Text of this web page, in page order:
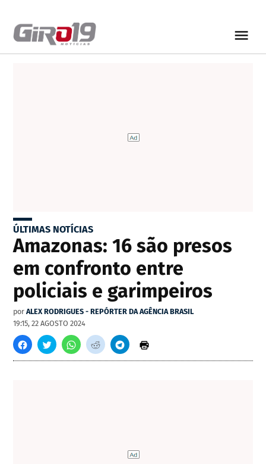
ÚLTIMAS NOTÍCIAS
Amazonas: 16 são presos
em confronto entre
policiais e garimpeiros
por ALEX RODRIGUES - REPÓRTER DA AGÊNCIA BRASIL
19:15, 22 AGOSTO 2024